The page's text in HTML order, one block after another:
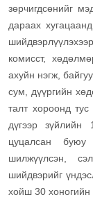
зөрчигдсөнийг
дараах
комисст,
ахуйн нэгж,
сум, дүүргийн
талт хороонд
дүгээр зүйлийн
цуцалсан
шилжүүлсэн,
шийдвэрийг
хойш 30 хоногийн